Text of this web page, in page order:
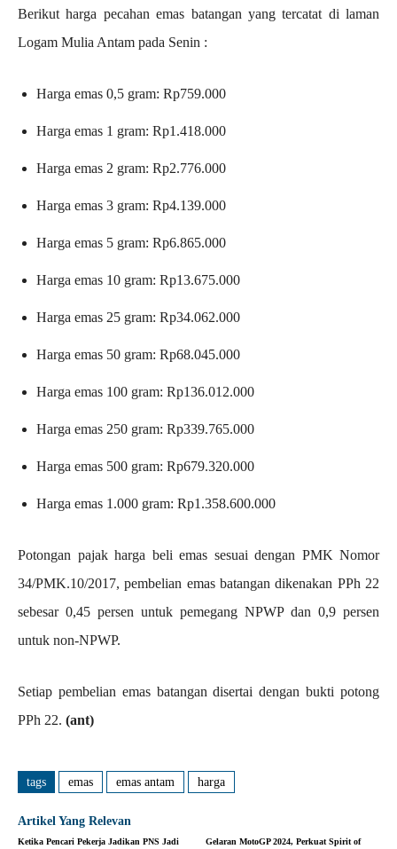
Berikut harga pecahan emas batangan yang tercatat di laman
Logam Mulia Antam pada Senin :
Harga emas 0,5 gram: Rp759.000
Harga emas 1 gram: Rp1.418.000
Harga emas 2 gram: Rp2.776.000
Harga emas 3 gram: Rp4.139.000
Harga emas 5 gram: Rp6.865.000
Harga emas 10 gram: Rp13.675.000
Harga emas 25 gram: Rp34.062.000
Harga emas 50 gram: Rp68.045.000
Harga emas 100 gram: Rp136.012.000
Harga emas 250 gram: Rp339.765.000
Harga emas 500 gram: Rp679.320.000
Harga emas 1.000 gram: Rp1.358.600.000
Potongan pajak harga beli emas sesuai dengan PMK Nomor
34/PMK.10/2017, pembelian emas batangan dikenakan PPh 22
sebesar 0,45 persen untuk pemegang NPWP dan 0,9 persen
untuk non-NPWP.
Setiap pembelian emas batangan disertai dengan bukti potong
PPh 22. (ant)
tags emas emas antam harga
Artikel Yang Relevan
Ketika Pencari Pekerja Jadikan PNS Jadi Gelaran MotoGP 2024, Perkuat Spirit of